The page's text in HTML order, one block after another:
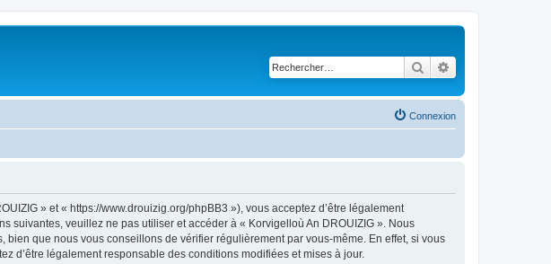
Rechercher
Connexion
» et « https://www.drouizig.org/phpBB3 »), vous acceptez d’être légalement
suivantes, veuillez ne pas utiliser et accéder à « Korvigelloù An DROUIZIG ». Nous
que nous vous conseillons de vérifier régulièrement par vous-même. En effet, si vous
d’être légalement responsable des conditions modifiées et mises à jour.